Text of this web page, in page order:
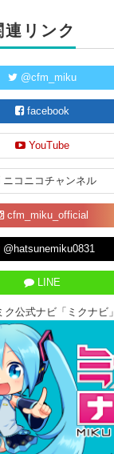
リンク
@cfm_miku
facebook
YouTube
ニコニコチャンネル
cfm_miku_official
@hatsunemiku0831
LINE
公式ナビ「ミクナビ」